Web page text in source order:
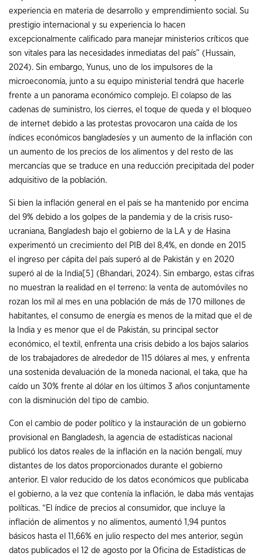
experiencia en materia de desarrollo y emprendimiento social. Su
prestigio internacional y su experiencia lo hacen
excepcionalmente calificado para manejar ministerios críticos que
son vitales para las necesidades inmediatas del país” (Hussain,
2024). Sin embargo, Yunus, uno de los impulsores de la
microeconomía, junto a su equipo ministerial tendrá que hacerle
frente a un panorama económico complejo. El colapso de las
cadenas de suministro, los cierres, el toque de queda y el bloqueo
de internet debido a las protestas provocaron una caída de los
índices económicos bangladesíes y un aumento de la inflación con
un aumento de los precios de los alimentos y del resto de las
mercancías que se traduce en una reducción precipitada del poder
adquisitivo de la población.
Si bien la inflación general en el país se ha mantenido por encima
del 9% debido a los golpes de la pandemia y de la crisis ruso-
ucraniana, Bangladesh bajo el gobierno de la LA y de Hasina
experimentó un crecimiento del PIB del 8,4%, en donde en 2015
el ingreso per cápita del país superó al de Pakistán y en 2020
superó al de la India [5]
(Bhandari, 2024). Sin embargo, estas cifras
no muestran la realidad en el terreno: la venta de automóviles no
rozan los mil al mes en una población de más de 170 millones de
habitantes, el consumo de energía es menos de la mitad que el de
la India y es menor que el de Pakistán, su principal sector
económico, el textil, enfrenta una crisis debido a los bajos salarios
de los trabajadores de alrededor de 115 dólares al mes, y enfrenta
una sostenida devaluación de la moneda nacional, el taka, que ha
caído un 30% frente al dólar en los últimos 3 años conjuntamente
con la disminución del tipo de cambio.
Con el cambio de poder político y la instauración de un gobierno
provisional en Bangladesh, la agencia de estadísticas nacional
publicó los datos reales de la inflación en la nación bengalí, muy
distantes de los datos proporcionados durante el gobierno
anterior. El valor reducido de los datos económicos que publicaba
el gobierno, a la vez que contenía la inflación, le daba más ventajas
políticas. “El índice de precios al consumidor, que incluye la
inflación de alimentos y no alimentos, aumentó 1,94 puntos
básicos hasta el 11,66% en julio respecto del mes anterior, según
datos publicados el 12 de agosto por la Oficina de Estadísticas de